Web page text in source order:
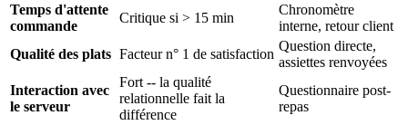
Temps d'attente
commande
Critique si > 15 min
Chronomètre
interne, retour client
Qualité des plats Facteur n° 1 de satisfaction
Question directe,
assiettes renvoyées
Interaction avec
le serveur
Fort -- la qualité
relationnelle fait la
différence
Questionnaire post-
repas